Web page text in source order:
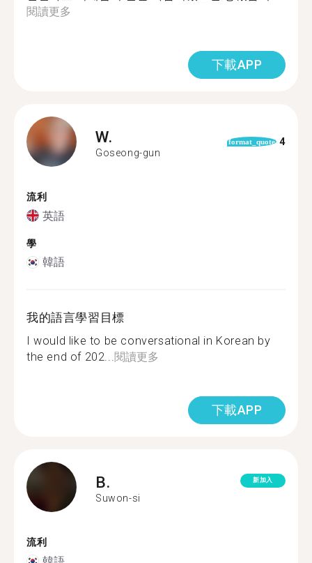
閱讀更多
下載APP
W.
Goseong-gun
format_quote 4
流利
英語
學
韓語
我的語言學習目標
I would like to be conversational in Korean by
the end of 202...閱讀更多
下載APP
B.
Suwon-si
新加入
流利